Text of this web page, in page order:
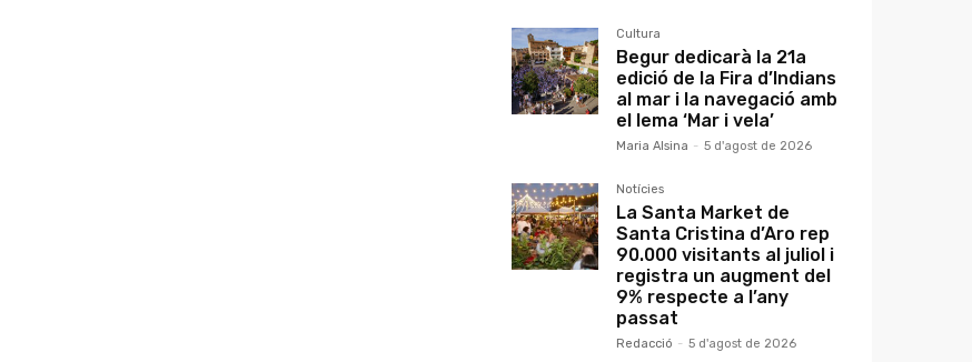
Cultura
Begur dedicarà la 21a
edició de la Fira d’Indians
al mar i la navegació amb
el lema ‘Mar i vela’
Maria Alsina - 5 d'agost de 2026
Notícies
La Santa Market de
Santa Cristina d’Aro rep
90.000 visitants al juliol i
registra un augment del
9% respecte a l’any
passat
Redacció - 5 d'agost de 2026